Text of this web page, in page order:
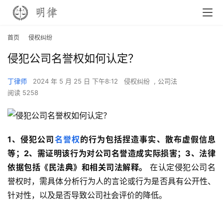
首页 侵权纠纷
侵犯公司名誉权如何认定？
丁律师 2024 年 5 月 25 日 下午8:12 侵权纠纷 , 公司法
阅读 5258
1、侵犯公司 名誉权的行为包括捏造事实、散布虚假信息
等；2、需证明该行为对公司名誉造成实际损害；3、法律
依据包括《民法典》和相关司法解释。
在认定侵犯公司名
誉权时，需具体分析行为人的言论或行为是否具有公开性、
针对性，以及是否导致公司社会评价的降低。